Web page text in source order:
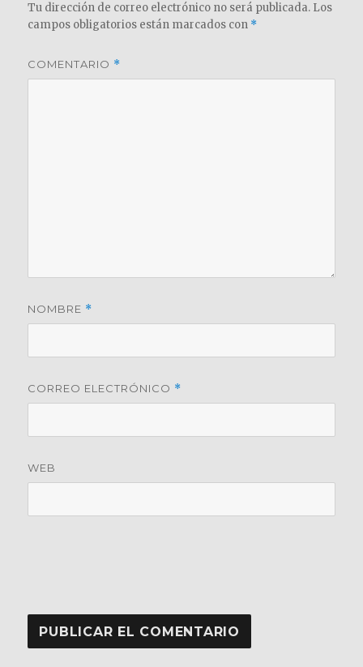
Tu dirección de correo electrónico no será publicada. Los
campos obligatorios están marcados con *
COMENTARIO *
NOMBRE *
CORREO ELECTRÓNICO *
WEB